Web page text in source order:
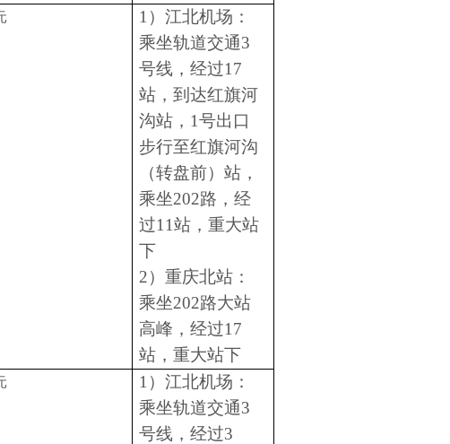
1 ）江北机场：
乘坐轨道交通3
号线，经过17
站，到达红旗河
沟站， 1号出口
步行至红旗河沟
（转盘前）站，
乘坐202路，经
过11站，重大站
下
2）重庆北站：
乘坐202路大站
高峰，经过17
站，重大站下
1 ）江北机场：
乘坐轨道交通3
号线，经过3